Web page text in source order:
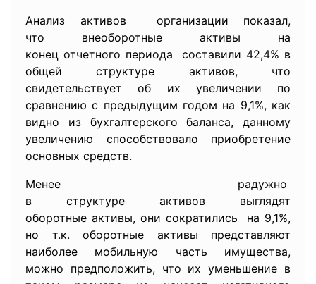
Анализ активов организации показал,
что внеоборотные активы на
конец отчетного периода составили 42,4% в
общей структуре активов, что
свидетельствует об их увеличении по
сравнению с предыдущим годом на 9,1%, как
видно из бухгалтерского баланса, данному
увеличению способствовало приобретение
основных средств.
Менее радужно
в структуре активов выглядят
оборотные активы, они сократились на 9,1%,
но т.к. оборотные активы представляют
наиболее мобильную часть имущества,
можно предположить, что их уменьшение в